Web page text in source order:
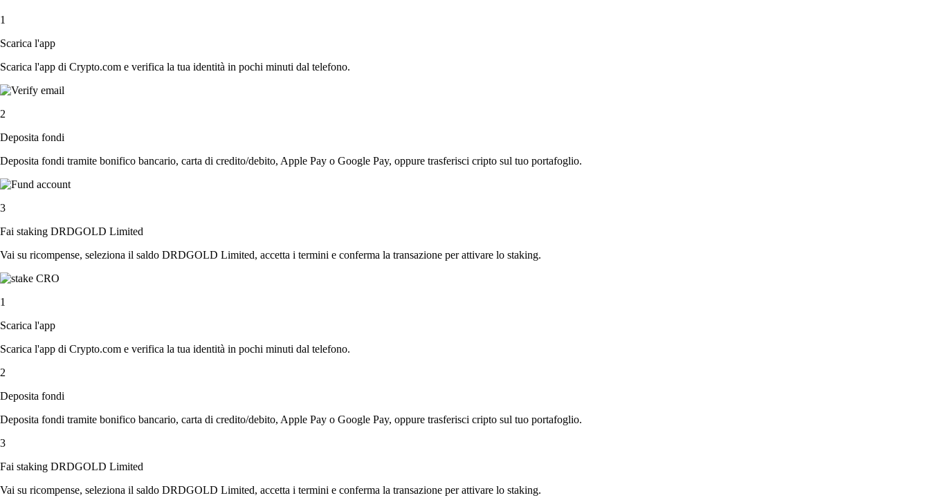
1
Scarica l'app
Scarica l'app di Crypto.com e verifica la tua identità in pochi minuti dal telefono.
2
Deposita fondi
Deposita fondi tramite bonifico bancario, carta di credito/debito, Apple Pay o Google Pay, oppure trasferisci cripto sul tuo portafoglio.
3
Fai staking DRDGOLD Limited
Vai su ricompense, seleziona il saldo DRDGOLD Limited, accetta i termini e conferma la transazione per attivare lo staking.
1
Scarica l'app
Scarica l'app di Crypto.com e verifica la tua identità in pochi minuti dal telefono.
2
Deposita fondi
Deposita fondi tramite bonifico bancario, carta di credito/debito, Apple Pay o Google Pay, oppure trasferisci cripto sul tuo portafoglio.
3
Fai staking DRDGOLD Limited
Vai su ricompense, seleziona il saldo DRDGOLD Limited, accetta i termini e conferma la transazione per attivare lo staking.